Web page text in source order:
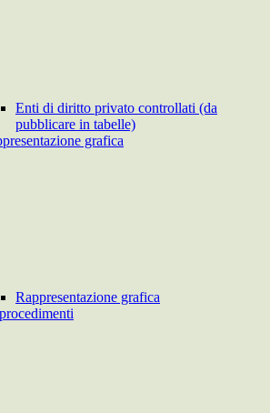
Enti di diritto privato controllati (da
pubblicare in tabelle)
grafica
Rappresentazione grafica